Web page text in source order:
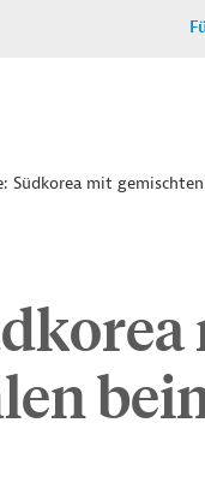
Südkorea mit